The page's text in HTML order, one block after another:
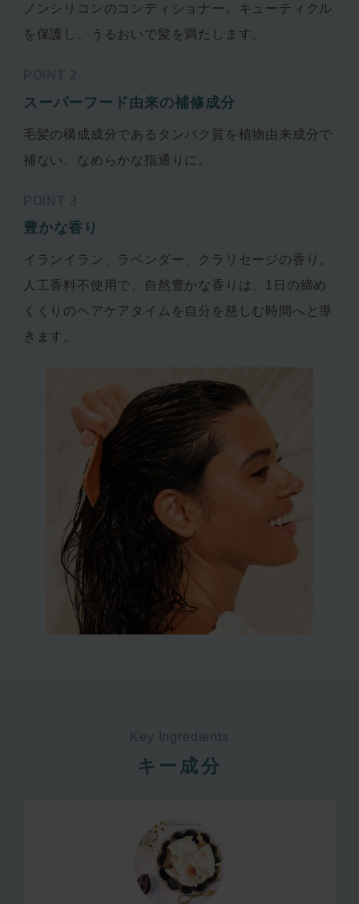
ノンシリコンのコンディショナー。キューティクル
を保護し、うるおいで髪を満たします。
スーパーフード由来の補修成分
毛髪の構成成分であるタンパク質を植物由来成分で
補ない、なめらかな指通りに。
豊かな香り
イランイラン、ラベンダー、クラリセージの香り。
人工香料不使用で、自然豊かな香りは、1日の締め
くくりのヘアケアタイムを自分を慈しむ時間へと導
きます。
Key Ingredients
キー成分